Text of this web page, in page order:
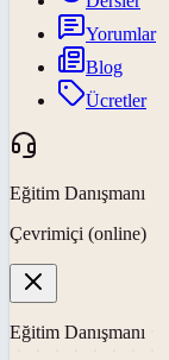
Yorumlar
Blog
Ücretler
Eğitim Danışmanı
Çevrimiçi (online)
Eğitim Danışmanı